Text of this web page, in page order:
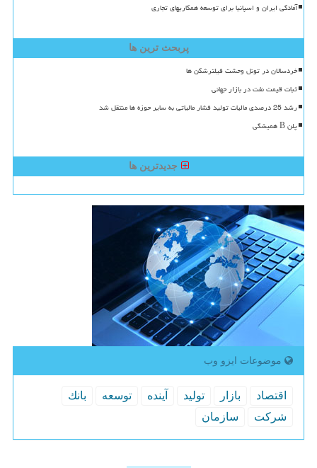
آمادگی ایران و اسپانیا برای توسعه همکاریهای تجاری
پربحث ترین ها
خردسالان در تونل وحشت فیلترشکن ها
ثبات قیمت نفت در بازار جهانی
رشد 25 درصدی مالیات تولید فشار مالیاتی به سایر حوزه ها منتقل شد
پلن B همیشگی
جدیدترین ها
موضوعات ایزو وب
اقتصاد بازار تولید آینده توسعه
بانك
شركت
سازمان